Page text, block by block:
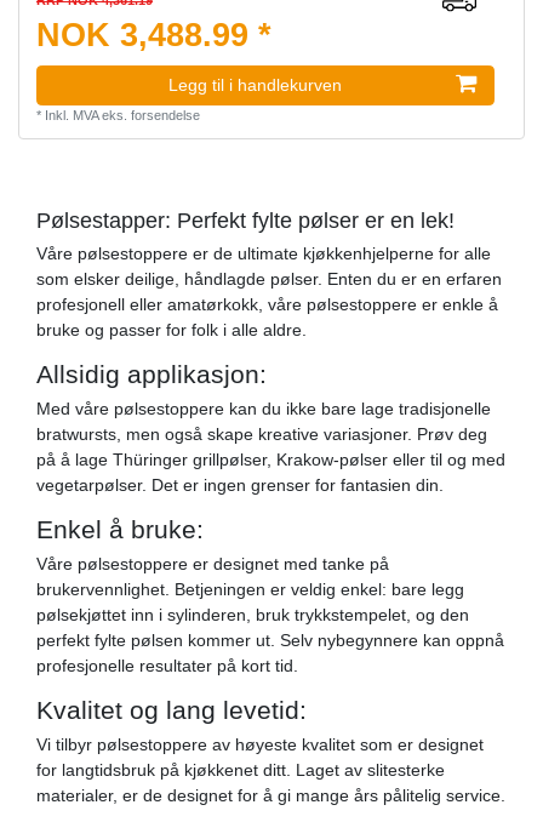
NOK 3,488.99 *
Legg til i handlekurven
* Inkl. MVAeks. forsendelse
Pølsestapper: Perfekt fylte pølser er en lek!
Våre pølsestoppere er de ultimate kjøkkenhjelperne for alle
som elsker deilige, håndlagde pølser. Enten du er en erfaren
profesjonell eller amatørkokk, våre pølsestoppere er enkle å
bruke og passer for folk i alle aldre.
Allsidig applikasjon:
Med våre pølsestoppere kan du ikke bare lage tradisjonelle
bratwursts, men også skape kreative variasjoner. Prøv deg
på å lage Thüringer grillpølser, Krakow-pølser eller til og med
vegetarpølser. Det er ingen grenser for fantasien din.
Enkel å bruke:
Våre pølsestoppere er designet med tanke på
brukervennlighet. Betjeningen er veldig enkel: bare legg
pølsekjøttet inn i sylinderen, bruk trykkstempelet, og den
perfekt fylte pølsen kommer ut. Selv nybegynnere kan oppnå
profesjonelle resultater på kort tid.
Kvalitet og lang levetid:
Vi tilbyr pølsestoppere av høyeste kvalitet som er designet
for langtidsbruk på kjøkkenet ditt. Laget av slitesterke
materialer, er de designet for å gi mange års pålitelig service.